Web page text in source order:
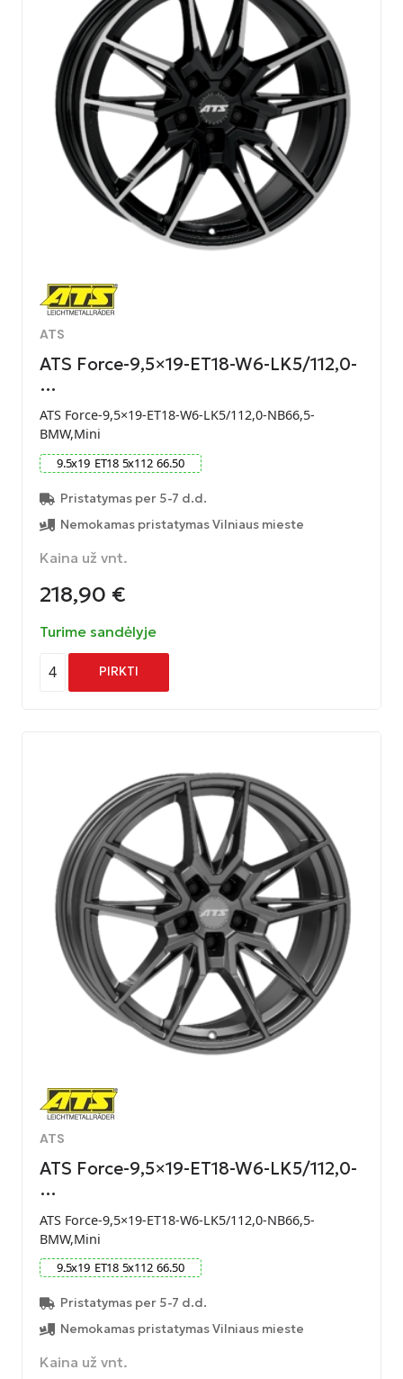
ATS
ATS Force-9,5×19-ET18-W6-LK5/112,0-
…
ATS Force-9,5×19-ET18-W6-LK5/112,0-NB66,5-
BMW,Mini
9.5x19 ET18 5x112 66.50
Pristatymas per 5-7 d.d.
Nemokamas pristatymas Vilniaus mieste
Kaina už vnt.
218,90 €
Turime sandėlyje
4 PIRKTI
ATS
ATS Force-9,5×19-ET18-W6-LK5/112,0-
…
ATS Force-9,5×19-ET18-W6-LK5/112,0-NB66,5-
BMW,Mini
9.5x19 ET18 5x112 66.50
Pristatymas per 5-7 d.d.
Nemokamas pristatymas Vilniaus mieste
Kaina už vnt.